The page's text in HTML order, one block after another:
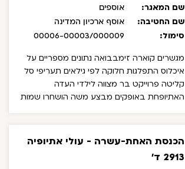
מאתיופיה, התכתבות רחמים אליעזר מזכיר
איחוד הארגונים של עולי אתיופיה עם משרד
הקליטה בעניין הארכת מבצע המשכנתאות
זכויות יוצרים
שם המאגר:
אוספים
שם החטיבה:
אוסף ארכיון המדינה
סימול:
00006-00003/000009
מגשרים קוארה זימבבואה נתונים מספריים על
איכלוס התפלגות חלוקה לפי גילאים תעריפי סל
קליטה פרוייקט בר מצווה לילדי העדה
האתיופחת באופקים מבצע משה הושחרו שמות
הכנסת האחת-עשרה - עולי אתיופיה
2913 ד'